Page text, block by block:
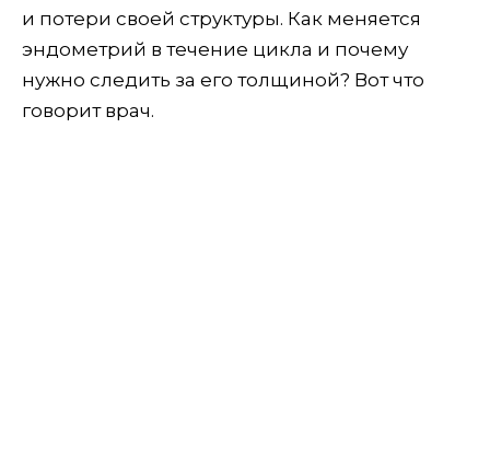
и потери своей структуры. Как меняется
эндометрий в течение цикла и почему
нужно следить за его толщиной? Вот что
говорит врач.